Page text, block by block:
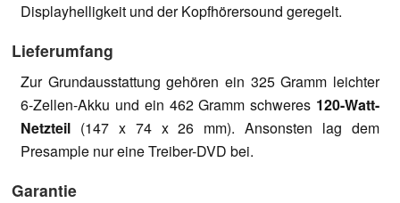
Displayhelligkeit und der Kopfhörersound geregelt.
Lieferumfang
Zur Grundausstattung gehören ein 325 Gramm leichter
6-Zellen-Akku und ein 462 Gramm schweres 120-Watt-
Netzteil (147 x 74 x 26 mm). Ansonsten lag dem
Presample nur eine Treiber-DVD bei.
Garantie